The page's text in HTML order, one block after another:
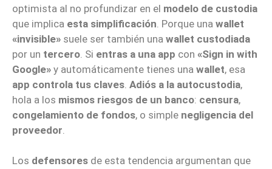
optimista al no profundizar en el modelo de custodia
que implica esta simplificación . Porque una wallet
«invisible» suele ser también una wallet custodiada
por un tercero . Si entras a una app con «Sign in with
Google» y automáticamente tienes una wallet, esa
app controla tus claves Adiós a la autocustodia,
hola a los mismos riesgos de un banco: censura,
congelamiento de fondos, o simple negligencia del
proveedor
Los defensores de esta tendencia argumentan que